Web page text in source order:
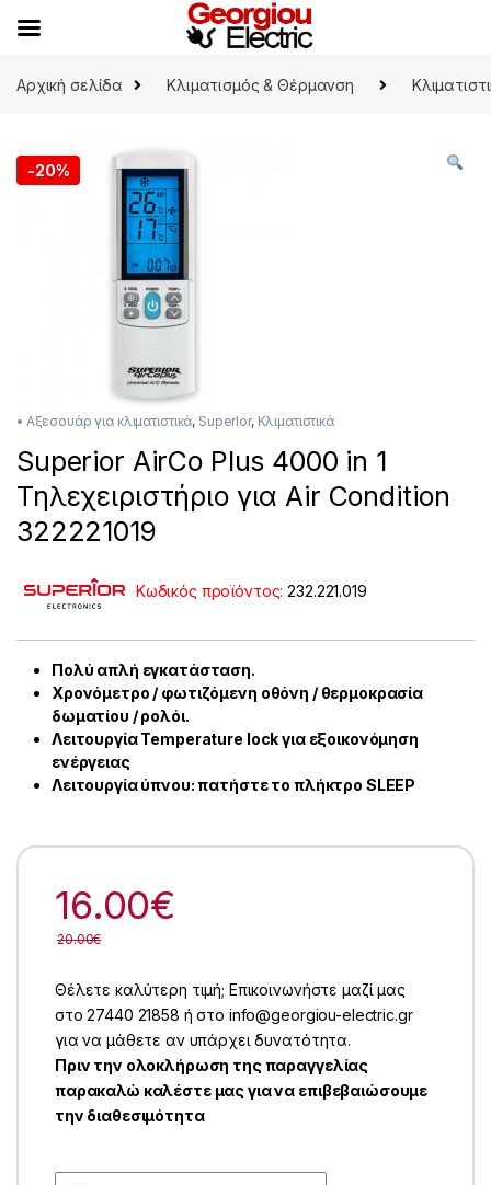
Αρχική σελίδα
Κλιματισμός & Θέρμανση
-20%
• Αξεσουάρ για κλιματιστικά, SuperIor, Κλιματιστικά
Superior AirCo Plus 4000 in 1
Τηλεχειριστήριο για Air Condition
322221019
Κωδικός προϊόντος:232.221.019
Πολύ απλή εγκατάσταση.
Χρονόμετρο / φωτιζόμενη οθόνη / θερμοκρασία
δωματίου / ρολόι.
Λειτουργία Temperature lock για εξοικονόμηση
ενέργειας
Λειτουργία ύπνου: πατήστε το πλήκτρο SLEEP
16.00€
20.00€
Θέλετε καλύτερη τιμή; Επικοινωνήστε μαζί μας
στο 27440 21858 ή στο info@georgiou-electric.gr
για να μάθετε αν υπάρχει δυνατότητα.
Πριν την ολοκλήρωση της παραγγελίας
παρακαλώ καλέστε μας για να επιβεβαιώσουμε
την διαθεσιμότητα